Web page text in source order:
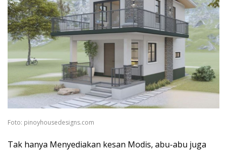
Foto: pinoyhousedesigns.com
Tak hanya Menyediakan kesan Modis, abu-abu juga